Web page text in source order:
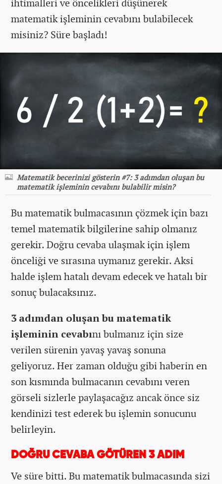
ihtimalleri ve öncelikleri düşünerek
matematik işleminin cevabını bulabilecek
misiniz? Süre başladı!
Matematik becerinizi gösterin #7: 3 adımdan oluşan bu
matematik işleminin cevabını bulabilir misin?
Bu matematik bulmacasının çözmek için bazı
temel matematik bilgilerine sahip olmanız
gerekir. Doğru cevaba ulaşmak için işlem
önceliği ve sırasına uymanız gerekir. Aksi
halde işlem hatalı devam edecek ve hatalı bir
sonuç bulacaksınız.
3 adımdan oluşan bu matematik
işleminin cevabını bulmanız için size
verilen sürenin yavaş yavaş sonuna
geliyoruz. Her zaman olduğu gibi haberin en
son kısmında bulmacanın cevabını veren
görseli sizlerle paylaşacağız ancak önce siz
kendinizi test ederek bu işlemin sonucunu
belirleyin.
DOĞRU CEVABA GÖTÜREN 3 ADIM
Ve süre bitti. Bu matematik bulmacasında sizi